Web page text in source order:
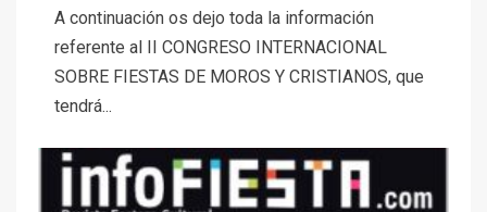
A continuación os dejo toda la información
referente al II CONGRESO INTERNACIONAL
SOBRE FIESTAS DE MOROS Y CRISTIANOS, que
tendrá...